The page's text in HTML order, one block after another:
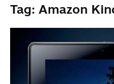
Tag: Amazon